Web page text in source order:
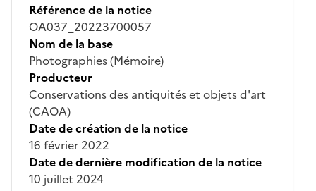
Référence de la notice
OA037_20223700057
Nom de la base
Photographies (Mémoire)
Producteur
Conservations des antiquités et objets d'art
(CAOA)
Date de création de la notice
16 février 2022
Date de dernière modification de la notice
10 juillet 2024